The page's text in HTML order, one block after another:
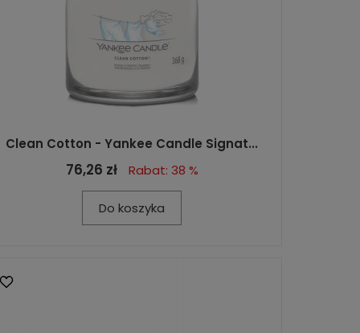
Clean Cotton - Yankee Candle Signat...
76,26 zł Rabat: 38 %
Do koszyka